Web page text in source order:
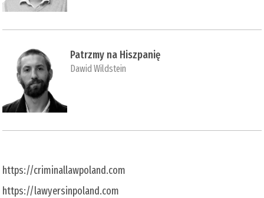
Patrzmy na Hiszpanię
Dawid Wildstein
https://criminallawpoland.com
https://lawyersinpoland.com